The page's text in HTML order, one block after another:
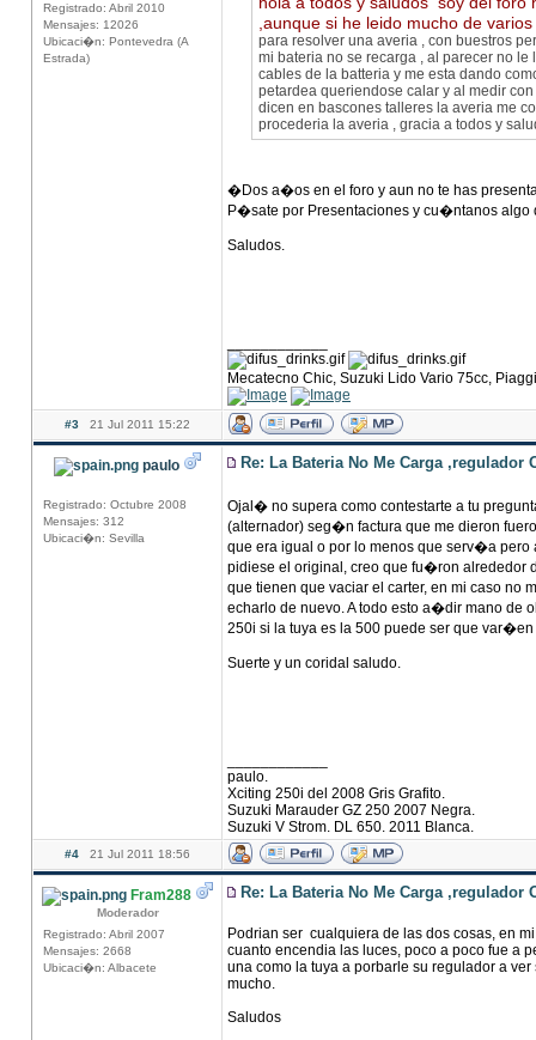
Registrado: Abril 2010
Mensajes: 12026
Ubicaci�n: Pontevedra (A
Estrada)
,aunque si he leido mucho de
para resolver una averia , con buestros
mi bateria no se recarga , al parecer no
cables de la batteria y me esta dando
petardea queriendose calar y al medir
dicen en bascones talleres la averia me
procederia la averia , gracia a todos y
�Dos a�os en el foro y aun no te has
P�sate por Presentaciones y cu�ntanos algo
Saludos.
Mecatecno Chic, Suzuki Lido Vario 75cc,
#3 21 Jul 2011 15:22
paulo
Registrado: Octubre 2008
Mensajes: 312
Ubicaci�n: Sevilla
Re: La Bateria No Me Carga ,regulador
Ojal� no supera como contestarte a tu
(alternador) seg�n factura que me dieron
que era igual o por lo menos que serv�a pero
pidiese el original, creo que fu�ron alrededor
que tienen que vaciar el carter, en mi caso
echarlo de nuevo. A todo esto a�dir mano de
250i si la tuya es la 500 puede ser que
Suerte y un coridal saludo.
paulo.
Xciting 250i del 2008 Gris Grafito.
Suzuki Marauder GZ 250 2007 Negra.
Suzuki V Strom. DL 650. 2011 Blanca.
#4 21 Jul 2011 18:56
Fram288
Moderador
Registrado: Abril 2007
Mensajes: 2668
Ubicaci�n: Albacete
Re: La Bateria No Me Carga ,regulador
Podrian ser cualquiera de las dos cosas, en
cuanto encendia las luces, poco a poco fue a
una como la tuya a porbarle su regulador a
mucho.
Saludos